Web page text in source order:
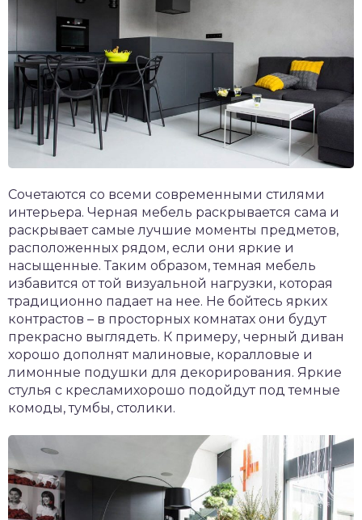
Сочетаются со всеми современными стилями
интерьера. Черная мебель раскрывается сама и
раскрывает самые лучшие моменты предметов,
расположенных рядом, если они яркие и
насыщенные. Таким образом, темная мебель
избавится от той визуальной нагрузки, которая
традиционно падает на нее. Не бойтесь ярких
контрастов – в просторных комнатах они будут
прекрасно выглядеть. К примеру, черный диван
хорошо дополнят малиновые, коралловые и
лимонные подушки для декорирования. Яркие
стулья с кресламихорошо подойдут под темные
комоды, тумбы, столики.